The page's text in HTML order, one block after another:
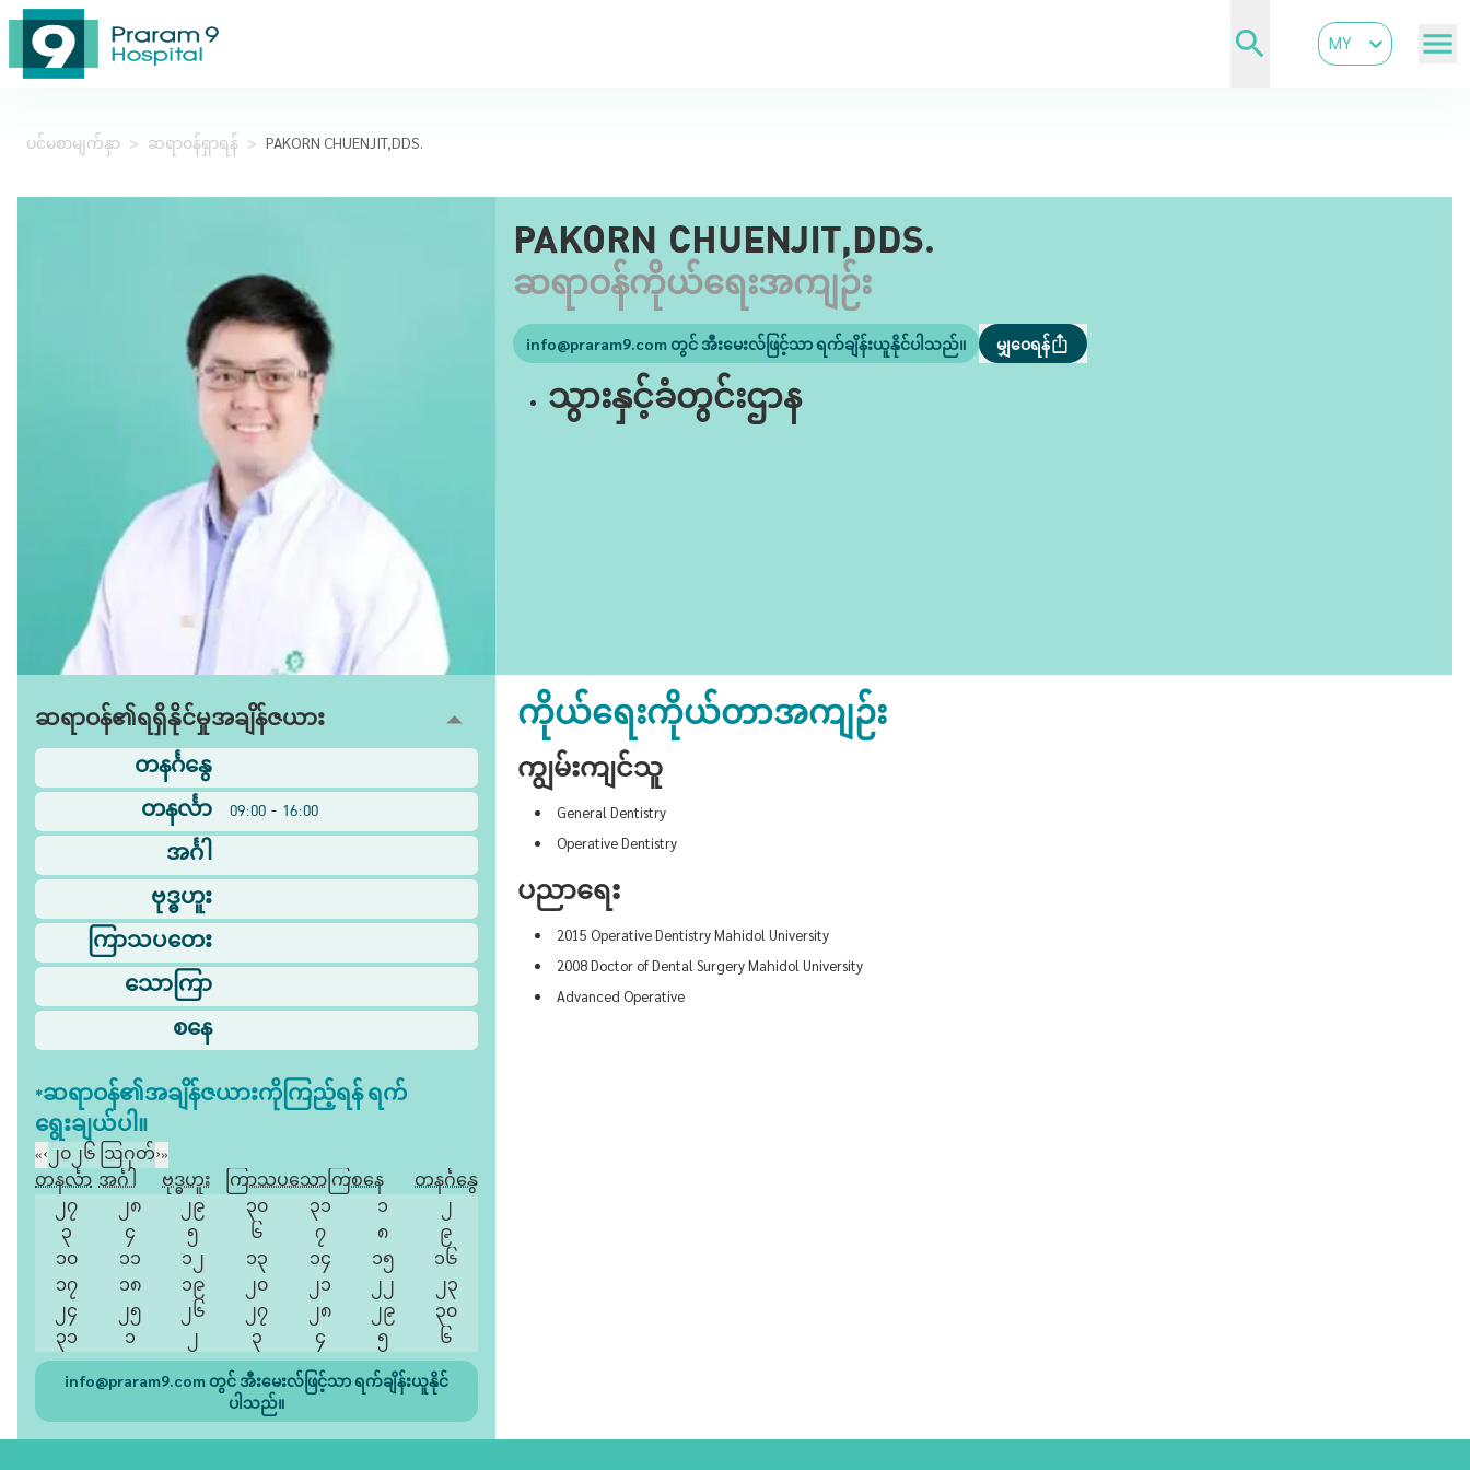
MY
ပင်မစာမျက်နှာ > ဆရာဝန်ရှာရန် > PAKORN CHUENJIT,DDS.
PAKORN CHUENJIT,DDS.
ဆရာဝန်ကိုယ်ရေးအကျဉ်း
info@praram9.comတွင် အီးမေးလ်ဖြင့်သာ ရက်ချိန်းယူနိုင်ပါသည်။ မျှဝေရန်
သွားနှင့်ခံတွင်းဌာန
ဆရာဝန်၏ရရှိနိုင်မှုအချိန်ဇယား
တနင်္ဂနွေ
တနင်္လာ
09:00 - 16:00
အင်္ဂါ
ဗုဒ္ဓဟူး
ကြာသပတေး
သောကြာ
စနေ
*ဆရာဝန်၏အချိန်ဇယားကိုကြည့်ရန် ရက်
ရွေးချယ်ပါ။
«‹ ၂၀၂၆ ဩဂုတ်›»
တနင်္လာ အင်္ဂါ ဗုဒ္ဓဟူး ကြာသပတေးသောကြာစနေ
တနင်္ဂနွေ
၂၇
၂၈ ၂၉ ၃၀ ၃၁ ၁
၂
၃
၄ ၅ ၆ ၇ ၈
၉
၁၀
၁၁ ၁၂ ၁၃ ၁၄ ၁၅
၁၆
၁၇
၁၈ ၁၉ ၂၀ ၂၁ ၂၂
၂၃
၂၄
၂၅ ၂၆ ၂၇ ၂၈ ၂၉
၃၀
၃၁
၁ ၂ ၃ ၄ ၅ ၆
info@praram9.comတွင် အီးမေးလ်ဖြင့်သာ ရက်ချိန်းယူနိုင်
ပါသည်။
ကိုယ်ရေးကိုယ်တာအကျဉ်း
ကျွမ်းကျင်သူ
General Dentistry
Operative Dentistry
ပညာရေး
2015 Operative Dentistry Mahidol University
2008 Doctor of Dental Surgery Mahidol University
Advanced Operative